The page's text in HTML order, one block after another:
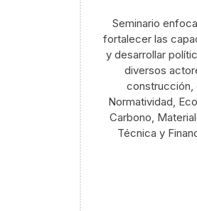
Seminario
fortalecer las
y desarrollar
diversos
construcción,
Normatividad,
Carbono,
Técnica y